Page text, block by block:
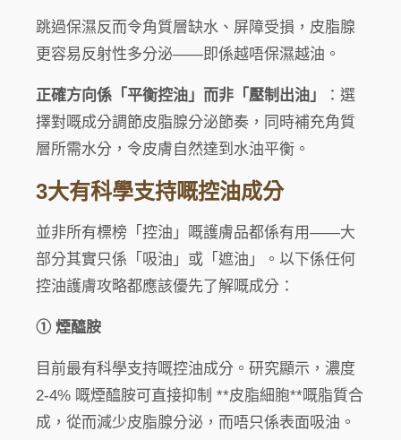
跳過保濕反而令角質層缺水、屏障受損，皮脂腺
更容易反射性多分泌——即係越唔保濕越油。
正確方向係「平衡控油」而非「壓制出油」
：選
擇對嘅成分調節皮脂腺分泌節奏，同時補充角質
層所需水分，令皮膚自然達到水油平衡。
3大有科學支持嘅控油成分
並非所有標榜「控油」嘅護膚品都係有用——大
部分其實只係「吸油」或「遮油」。以下係任何
控油護膚攻略都應該優先了解嘅成分：
① 煙醯胺
目前最有科學支持嘅控油成分。研究顯示，濃度
2-4% 嘅煙醯胺可直接抑制 **皮脂細胞**嘅脂質合
成，從而減少皮脂腺分泌，而唔只係表面吸油。